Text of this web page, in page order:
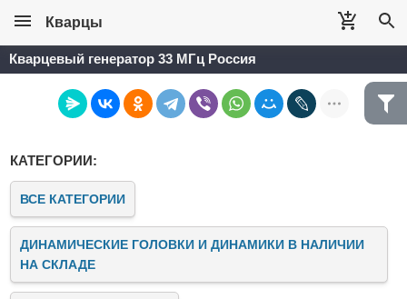
Кварцы
Кварцевый генератор 33 МГц Россия
КАТЕГОРИИ:
ВСЕ КАТЕГОРИИ
ДИНАМИЧЕСКИЕ ГОЛОВКИ И ДИНАМИКИ В НАЛИЧИИ
НА СКЛАДЕ